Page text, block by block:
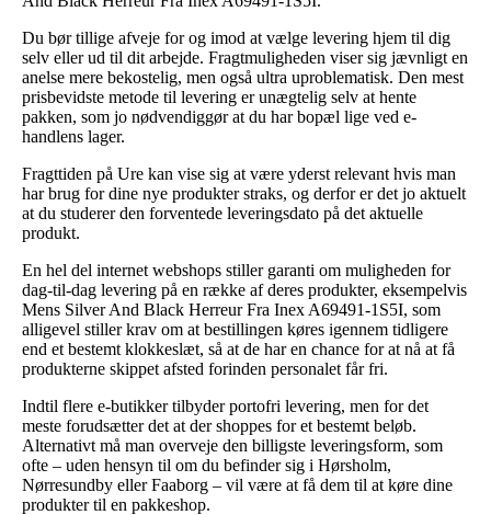
Du bør tillige afveje for og imod at vælge levering hjem til dig
selv eller ud til dit arbejde. Fragtmuligheden viser sig jævnligt en
anelse mere bekostelig, men også ultra uproblematisk. Den mest
prisbevidste metode til levering er unægtelig selv at hente
pakken, som jo nødvendiggør at du har bopæl lige ved e-
handlens lager.
Fragttiden på Ure kan vise sig at være yderst relevant hvis man
har brug for dine nye produkter straks, og derfor er det jo aktuelt
at du studerer den forventede leveringsdato på det aktuelle
produkt.
En hel del internet webshops stiller garanti om muligheden for
dag-til-dag levering på en række af deres produkter, eksempelvis
Mens Silver And Black Herreur Fra Inex A69491-1S5I, som
alligevel stiller krav om at bestillingen køres igennem tidligere
end et bestemt klokkeslæt, så at de har en chance for at nå at få
produkterne skippet afsted forinden personalet får fri.
Indtil flere e-butikker tilbyder portofri levering, men for det
meste forudsætter det at der shoppes for et bestemt beløb.
Alternativt må man overveje den billigste leveringsform, som
ofte – uden hensyn til om du befinder sig i Hørsholm,
Nørresundby eller Faaborg – vil være at få dem til at køre dine
produkter til en pakkeshop.